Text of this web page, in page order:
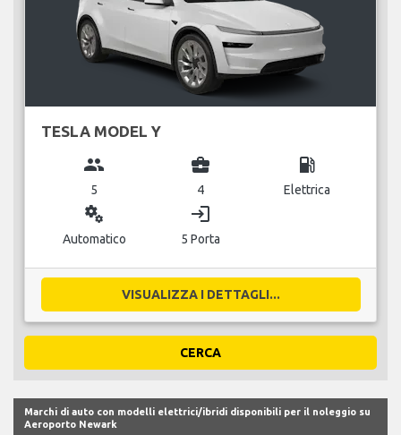
TESLA MODEL Y
group
5
business_center
4
local_gas_station
Elettrica
miscellaneous_services
Automatico
login
5 Porta
VISUALIZZA I DETTAGLI...
CERCA
Marchi di auto con modelli elettrici/ibridi disponibili per il noleggio su
Aeroporto Newark